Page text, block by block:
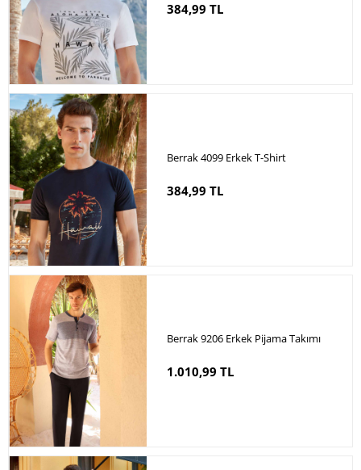
384,99 TL
Berrak 4099 Erkek T-Shirt
384,99 TL
Berrak 9206 Erkek Pijama Takımı
1.010,99 TL